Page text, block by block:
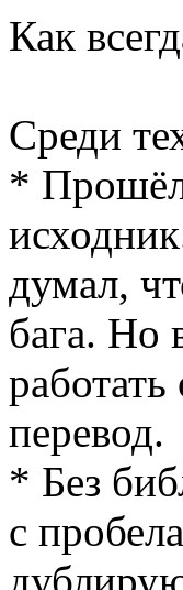
Как
Среди
* Прошёл
думал,
бага. Но
перевод.
* Без
с